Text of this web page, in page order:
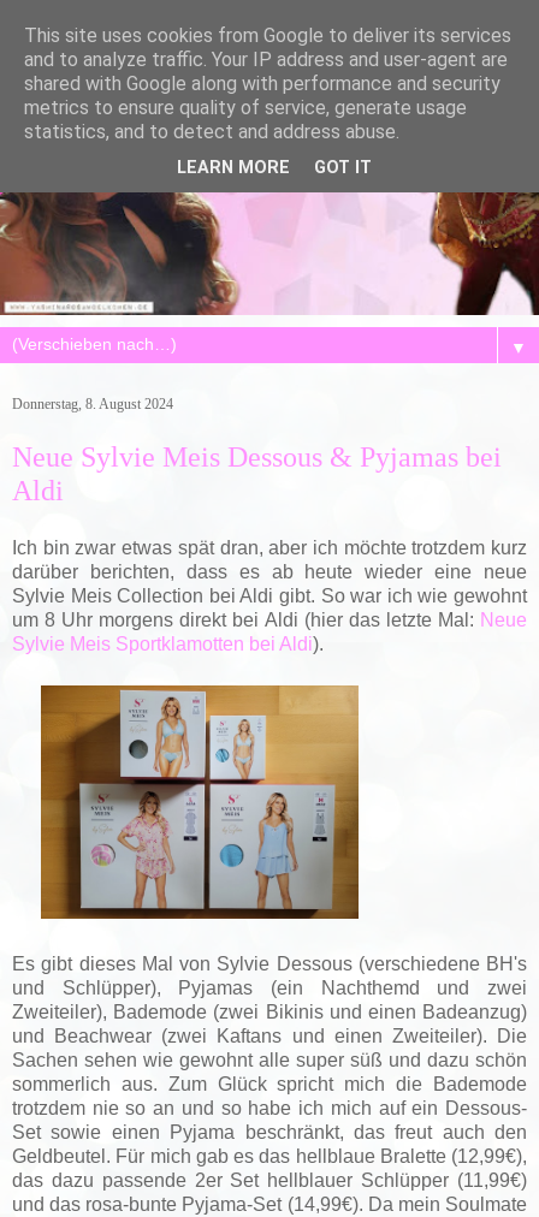
▼
Donnerstag, 8. August 2024
Neue Sylvie Meis Dessous & Pyjamas bei
Aldi
Ich bin zwar etwas spät dran, aber ich möchte trotzdem kurz
darüber berichten, dass es ab heute wieder eine neue
Sylvie Meis Collection bei Aldi gibt. So war ich wie gewohnt
um 8 Uhr morgens direkt bei Aldi (hier das letzte Mal: Neue
Sylvie Meis Sportklamotten bei Aldi).
Es gibt dieses Mal von Sylvie Dessous (verschiedene BH's
und Schlüpper), Pyjamas (ein Nachthemd und zwei
Zweiteiler), Bademode (zwei Bikinis und einen Badeanzug)
und Beachwear (zwei Kaftans und einen Zweiteiler). Die
Sachen sehen wie gewohnt alle super süß und dazu schön
sommerlich aus. Zum Glück spricht mich die Bademode
trotzdem nie so an und so habe ich mich auf ein Dessous-
Set sowie einen Pyjama beschränkt, das freut auch den
Geldbeutel. Für mich gab es das hellblaue Bralette (12,99€),
das dazu passende 2er Set hellblauer Schlüpper (11,99€)
und das rosa-bunte Pyjama-Set (14,99€). Da mein Soulmate
This site uses cookies from Google to deliver its services
and to analyze traffic. Your IP address and user-agent are
shared with Google along with performance and security
metrics to ensure quality of service, generate usage
statistics, and to detect and address abuse.
LEARN MORE GOT IT